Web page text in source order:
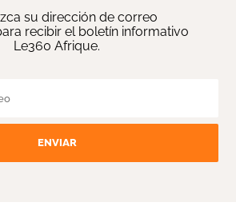
su dirección de correo
recibir el boletín informativo
Le360 Afrique.
ENVIAR